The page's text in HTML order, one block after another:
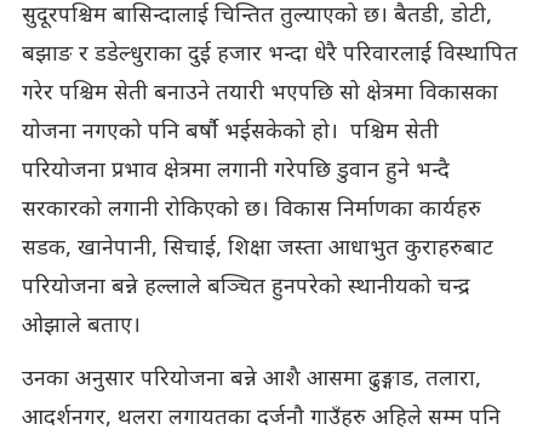
सुदूरपश्चिम बासिन्दालाई चिन्तित तुल्याएको छ। बैतडी, डोटी,
बझाङ र डडेल्धुराका दुई हजार भन्दा धेरै परिवारलाई विस्थापित
गरेर पश्चिम सेती बनाउने तयारी भएपछि सो क्षेत्रमा विकासका
योजना नगएको पनि बर्षाै भईसकेको हो। पश्चिम सेती
परियोजना प्रभाव क्षेत्रमा लगानी गरेपछि डुवान हुने भन्दै
सरकारको लगानी रोकिएको छ। विकास निर्माणका कार्यहरु
सडक, खानेपानी, सिचाई, शिक्षा जस्ता आधाभुत कुराहरुबाट
परियोजना बन्ने हल्लाले बञ्चित हुनपरेको स्थानीयको चन्द्र
ओझाले बताए।
उनका अनुसार परियोजना बन्ने आशै आसमा ढुङ्गाड, तलारा,
आदर्शनगर, थलरा लगायतका दर्जनौ गाउँहरु अहिले सम्म पनि